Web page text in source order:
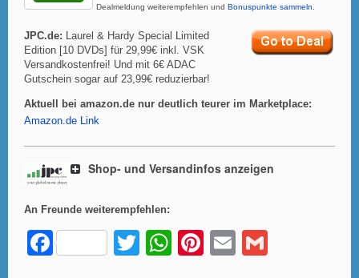
Dealmeldung weiterempfehlen und Bonuspunkte sammeln
JPC.de: Laurel & Hardy Special Limited
Edition [10 DVDs] für 29,99€ inkl. VSK
Versandkostenfrei! Und mit 6€ ADAC
Gutschein sogar auf 23,99€ reduzierbar!
Aktuell bei amazon.de nur deutlich teurer im Marketplace:
Amazon.de Link
Shop- und Versandinfos anzeigen
An Freunde weiterempfehlen:
F
T
W
Pi
E